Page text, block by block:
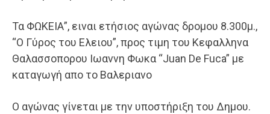
Τα ΦΩΚΕΙΑ”, ειναι ετήσιος αγώνας δρομου 8.300μ.,
“Ο Γύρος του Ελειου”, προς τιμη του Κεφαλληνα
Θαλασσοπορου Ιωαννη Φωκα “Juan De Fuca” με
καταγωγή απο το Βαλεριανο
Ο αγώνας γίνεται με την υποστήριξη του Δημου.